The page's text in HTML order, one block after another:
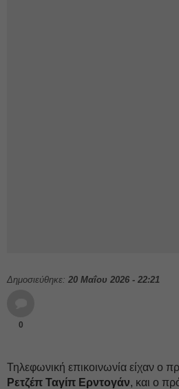
Δημοσιεύθηκε: 20 Μαΐου 2026 - 22:21
0
Τηλεφωνική επικοινωνία είχαν ο
Ρετζέπ Ταγίπ Ερντογάν, και ο